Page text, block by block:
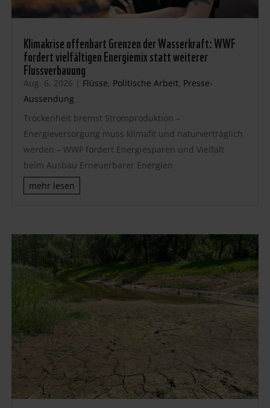
Klimakrise offenbart Grenzen der Wasserkraft: WWF
fordert vielfältigen Energiemix statt weiterer
Flussverbauung
Aug. 6, 2026 | Flüsse, Politische Arbeit, Presse-
Aussendung
Trockenheit bremst Stromproduktion –
Energieversorgung muss klimafit und naturverträglich
werden – WWF fordert Energiesparen und Vielfalt
beim Ausbau Erneuerbarer Energien
mehr lesen